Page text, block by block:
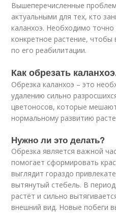
Вышеперечисленные
актуальными для тех, кто
каланхоэ. Необходимо точно
конкретное растение,
по его реабилитации.
Как обрезать
Обрезка каланхоэ – это
удалению сильно
цветоносов, которые
нормальному развитию
Нужно ли это делать?
Обрезка является важной
помогает сформировать
выглядит гораздо
вытянутый стебель. В
растёт и сильно
внешний вид. Новые побеги